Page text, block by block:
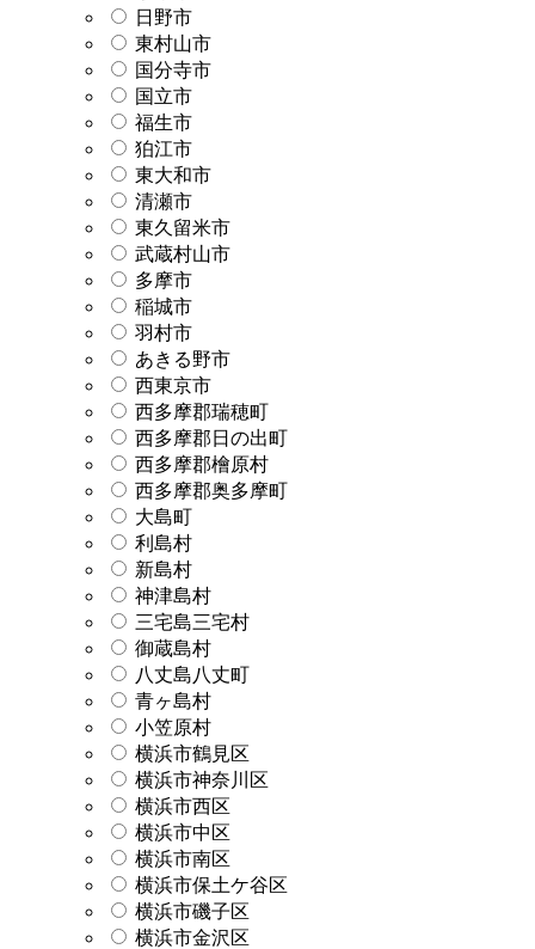
日野市
東村山市
国分寺市
国立市
福生市
狛江市
東大和市
清瀬市
東久留米市
武蔵村山市
多摩市
稲城市
羽村市
あきる野市
西東京市
西多摩郡瑞穂町
西多摩郡日の出町
西多摩郡檜原村
西多摩郡奥多摩町
大島町
利島村
新島村
神津島村
三宅島三宅村
御蔵島村
八丈島八丈町
青ヶ島村
小笠原村
横浜市鶴見区
横浜市神奈川区
横浜市西区
横浜市中区
横浜市南区
横浜市保土ケ谷区
横浜市磯子区
横浜市金沢区